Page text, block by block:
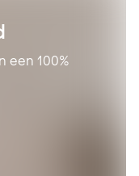
een 100%